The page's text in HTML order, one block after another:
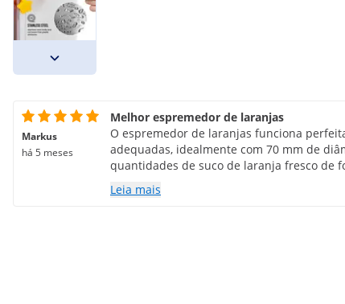
Markus
há 5 meses
Melhor espremedor de laranjas
O espremedor de laranjas funciona
adequadas, idealmente com 70 mm de
quantidades de suco de laranja fresco de
adoramos! ❤️
Leia mais